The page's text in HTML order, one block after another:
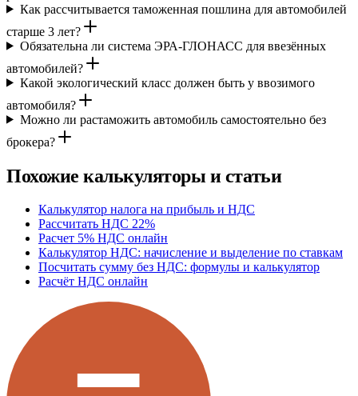
Как рассчитывается таможенная пошлина для автомобилей
старше 3 лет?
Обязательна ли система ЭРА-ГЛОНАСС для ввезённых
автомобилей?
Какой экологический класс должен быть у ввозимого
автомобиля?
Можно ли растаможить автомобиль самостоятельно без
брокера?
Похожие калькуляторы и статьи
Калькулятор налога на прибыль и НДС
Рассчитать НДС 22%
Расчет 5% НДС онлайн
Калькулятор НДС: начисление и выделение по ставкам
Посчитать сумму без НДС: формулы и калькулятор
Расчёт НДС онлайн